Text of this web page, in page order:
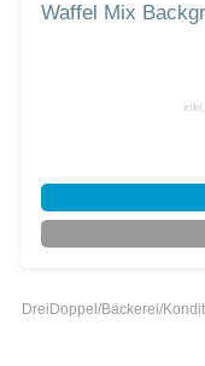
Waffel Mix
DreiDoppel/Bäckerei/